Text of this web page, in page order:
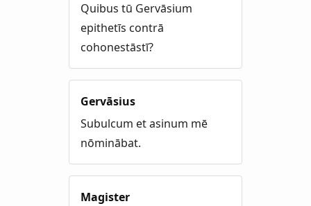
Quibus tū Gervāsium
epithetīs contrā
cohonestāstī?
Gervāsius
Subulcum et asinum mē
nōminābat.
Magister